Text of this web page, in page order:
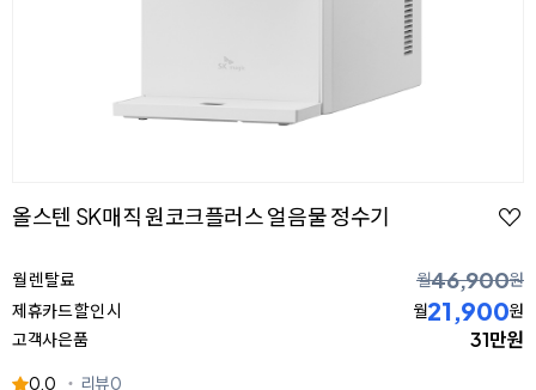
올스텐 SK매직 원코크플러스 얼음물 정수기
월 렌탈료 월46,900원
제휴카드 할인 시
월21,900원
고객사은품
31만원
0.0 리뷰0